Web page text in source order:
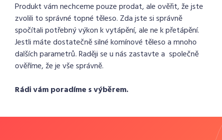
Produkt vám nechceme pouze prodat, ale ověřit, že jste
zvolili to správné topné těleso. Zda jste si správně
spočítali potřebný výkon k vytápění, ale ne k přetápění.
Jestli máte dostatečně silné komínové těleso a mnoho
dalších parametrů. Raději se u nás zastavte a společně
ověříme, že je vše správně.
Rádi vám poradíme s výběrem.